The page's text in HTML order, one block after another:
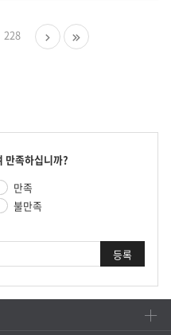
228
다
음
마
지
만족하십니까?
만족
불만족